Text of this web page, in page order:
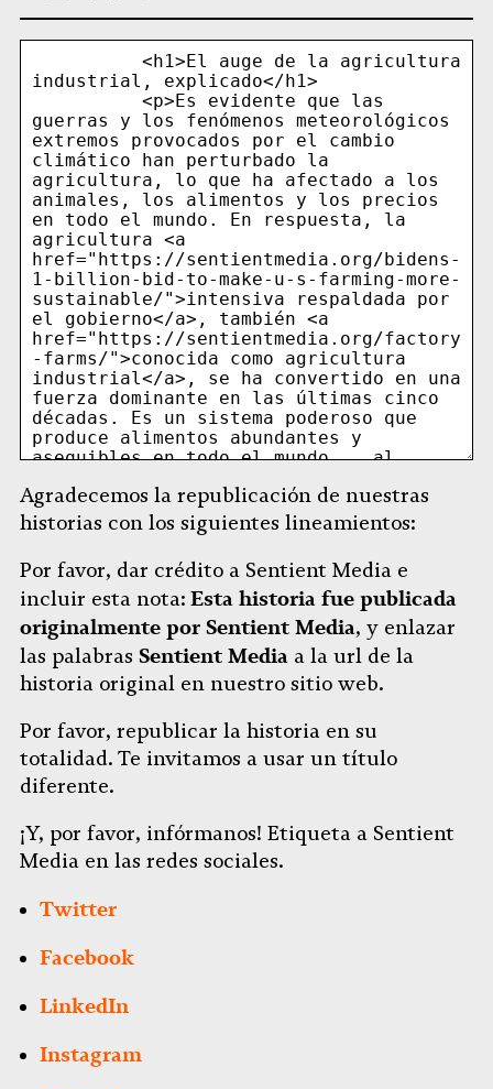
LinkedIn
Whatsapp
Bluesky
-
Copiar
Agradecemos la republicación de nuestras
historias con los siguientes lineamientos:
Por favor, dar crédito a Sentient Media e
incluir esta nota: Esta historia fue publicada
originalmente por Sentient Media, y enlazar
las palabras Sentient Media a la url de la
historia original en nuestro sitio web.
Por favor, republicar la historia en su
totalidad. Te invitamos a usar un título
diferente.
¡Y, por favor, infórmanos! Etiqueta a Sentient
Media en las redes sociales.
Twitter
Facebook
LinkedIn
Instagram